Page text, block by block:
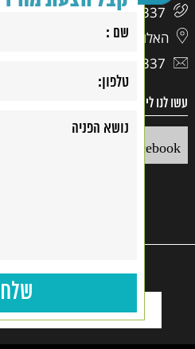
03-9417337
האלוף דוד 17, ראשון לציון
03-9417337
עשו לנו לייק
Facebook